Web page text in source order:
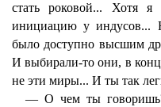
стать роковой... Хотя
инициацию у индусов...
было доступно высшим
И выбирали-то они, в
не эти миры... И ты так
— О чем ты